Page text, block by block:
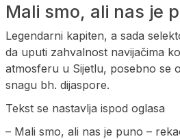
Mali smo, ali nas je
Legendarni kapiten, a sada
da uputi zahvalnost navijačima
atmosferu u Sijetlu, posebno se
snagu bh. dijaspore.
Tekst se nastavlja ispod oglasa
– Mali smo, ali nas je puno –